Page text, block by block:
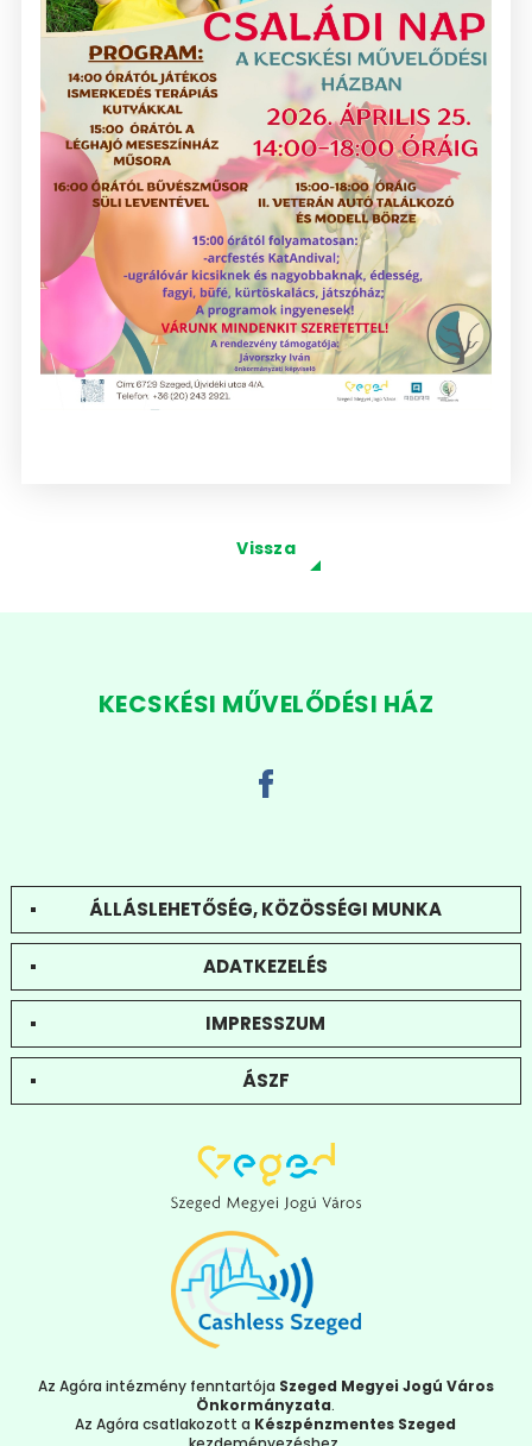
Vissza
KECSKÉSI MŰVELŐDÉSI HÁZ
ÁLLÁSLEHETŐSÉG, KÖZÖSSÉGI MUNKA
ADATKEZELÉS
IMPRESSZUM
ÁSZF
Az Agóra intézmény fenntartója Szeged Megyei Jogú Város
Önkormányzata.
Az Agóra csatlakozott a Készpénzmentes Szeged